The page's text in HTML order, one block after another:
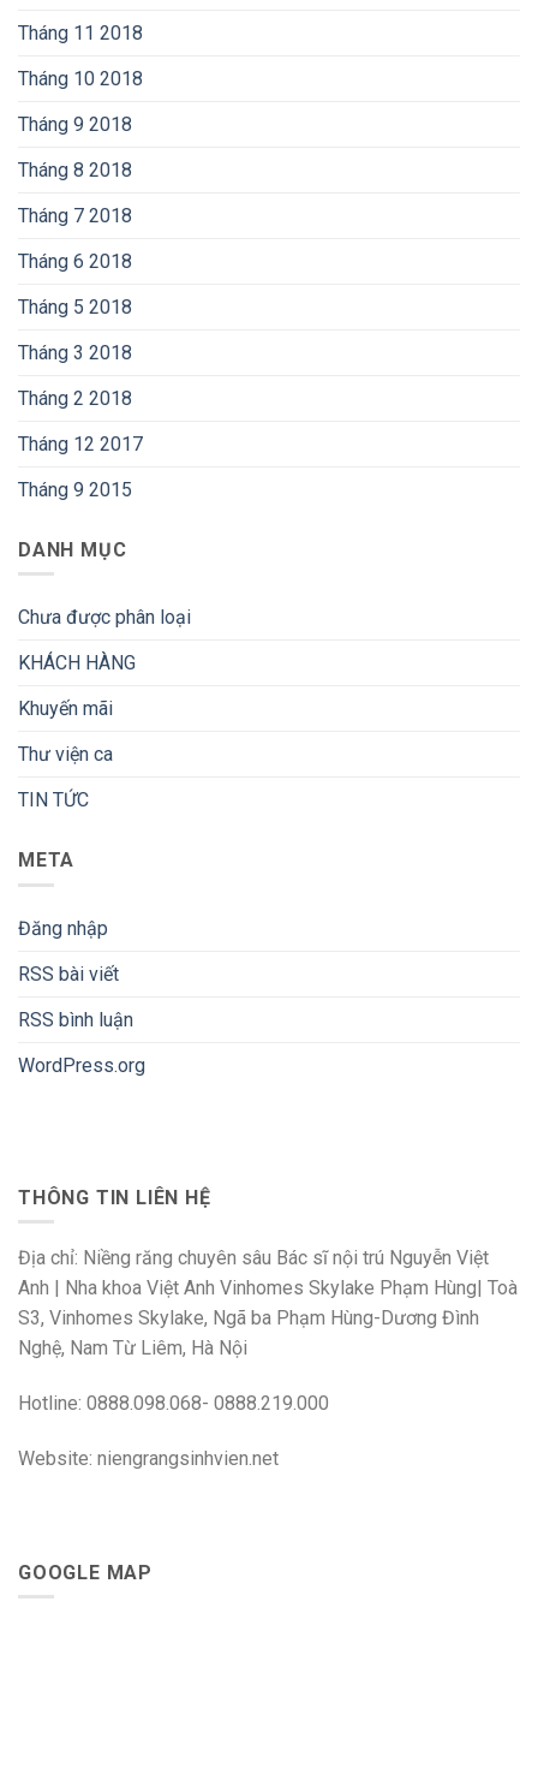
Tháng 11 2018
Tháng 10 2018
Tháng 9 2018
Tháng 8 2018
Tháng 7 2018
Tháng 6 2018
Tháng 5 2018
Tháng 3 2018
Tháng 2 2018
Tháng 12 2017
Tháng 9 2015
DANH MỤC
Chưa được phân loại
KHÁCH HÀNG
Khuyến mãi
Thư viện ca
TIN TỨC
META
Đăng nhập
RSS bài viết
RSS bình luận
WordPress.org
THÔNG TIN LIÊN HỆ
Địa chỉ: Niềng răng chuyên sâu Bác sĩ nội trú Nguyễn Việt
Anh | Nha khoa Việt Anh Vinhomes Skylake Phạm Hùng| Toà
S3, Vinhomes Skylake, Ngã ba Phạm Hùng-Dương Đình
Nghệ, Nam Từ Liêm, Hà Nội
Hotline: 0888.098.068- 0888.219.000
Website: niengrangsinhvien.net
GOOGLE MAP